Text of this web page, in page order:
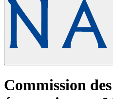
Commission